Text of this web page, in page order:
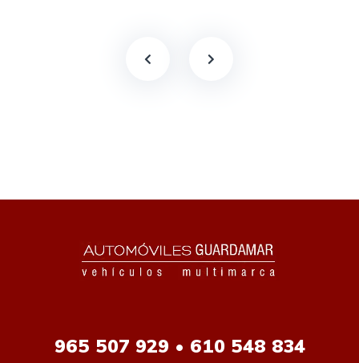
965 507 929 • 610 548 834